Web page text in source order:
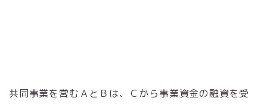
共同事業を営むＡとＢは、Ｃから事業資金の融資を受